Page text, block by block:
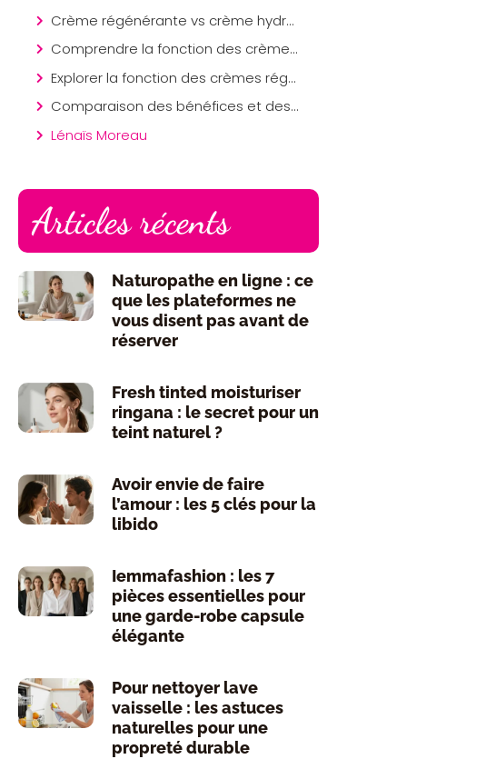
Crème régénérante vs crème hydratante : quelles différences et quel choix faire ?
Comprendre la fonction des crèmes hydratantes
Explorer la fonction des crèmes régénérantes
Comparaison des bénéfices et des utilisations
Lénaïs Moreau
Articles récents
Naturopathe en ligne : ce
que les plateformes ne
vous disent pas avant de
réserver
Fresh tinted moisturiser
ringana : le secret pour un
teint naturel ?
Avoir envie de faire
l’amour : les 5 clés pour la
libido
Iemmafashion : les 7
pièces essentielles pour
une garde-robe capsule
élégante
Pour nettoyer lave
vaisselle : les astuces
naturelles pour une
propreté durable